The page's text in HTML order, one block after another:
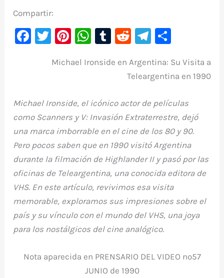
Compartir:
F
b
o
o
k
T
it
r
Pi
er
st
W
at
A
p
p
T
m
r
R
d
di
t
Te
gr
a
m
m
p
ar
ti
r
Michael Ironside en Argentina: Su Visita a
Teleargentina en 1990
Michael Ironside, el icónico actor de películas
como Scanners y V: Invasión Extraterrestre, dejó
una marca imborrable en el cine de los 80 y 90.
Pero pocos saben que en 1990 visitó Argentina
durante la filmación de Highlander IIy pasó por las
oficinas de Teleargentina, una conocida editora de
VHS. En este artículo, revivimos esa visita
memorable, exploramos sus impresiones sobre el
país y su vínculo con el mundo del VHS, una joya
para los nostálgicos del cine analógico.
Nota aparecida en PRENSARIO DEL VIDEO nº57
JUNIO de 1990